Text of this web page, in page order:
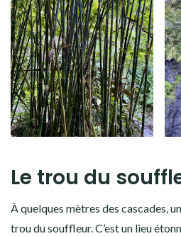
Le trou du
À quelques mètres des cascades,
trou du souffleur. C’est un lieu